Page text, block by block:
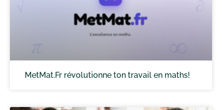
MetMat.Fr révolutionne ton travail en maths!